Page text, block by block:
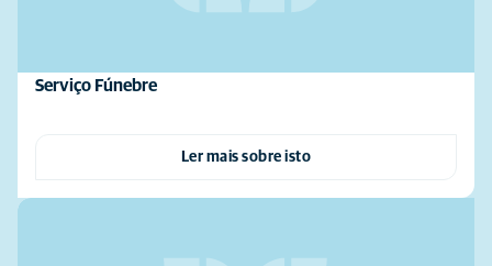
Serviço Fúnebre
Ler mais sobre isto